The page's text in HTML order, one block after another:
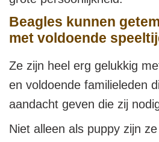
Beagles kunnen
met voldoende
Ze zijn heel erg gelukkig
en voldoende familieleden
aandacht geven die zij
Niet alleen als puppy zijn